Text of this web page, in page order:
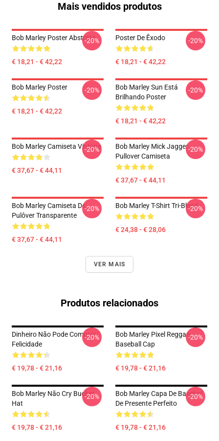
Mais vendidos produtos
Bob Marley Poster Abstrato
€ 18,21 - € 42,22
-20% Poster De Êxodo
€ 18,21 - € 42,22
-20%
Bob Marley Poster
€ 18,21 - € 42,22
-20%
Bob Marley Sun Está
Brilhando Poster
€ 18,21 - € 42,22
-20%
Bob Marley Camiseta Vintage
€ 37,67 - € 44,11
-20%
Bob Marley Mick Jagger
Pullover Camiseta
€ 37,67 - € 44,11
-20%
Bob Marley Camiseta De
Pulôver Transparente
€ 37,67 - € 44,11
-20% Bob Marley T-Shirt Tri-Blend
€ 24,38 - € 28,06
-20%
VER MAIS
Produtos relacionados
Dinheiro Não Pode Comprar
Felicidade
€ 19,78 - € 21,16
-20%
Bob Marley Pixel Reggae
Baseball Cap
€ 19,78 - € 21,16
-20%
Bob Marley Não Cry Bucket
Hat
€ 19,78 - € 21,16
-20%
Bob Marley Capa De Basebol
De Presente Perfeito
€ 19,78 - € 21,16
-20%